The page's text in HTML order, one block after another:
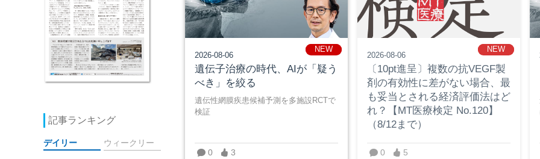
記事ランキング
デイリー ウィークリー
NEW
2026-08-06
遺伝子治療の時代、AIが「疑う
べき」を絞る
NEW
遺伝性網膜疾患候補予測を多施設RCTで
検証
0 3
NEW
2026-08-06
〔10pt進呈〕複数の抗VEGF製
剤の有効性に差がない場合、最
も妥当とされる経済評価法はど
れ？【MT医療検定 No.120】
（8/12まで）
NEW
0 5